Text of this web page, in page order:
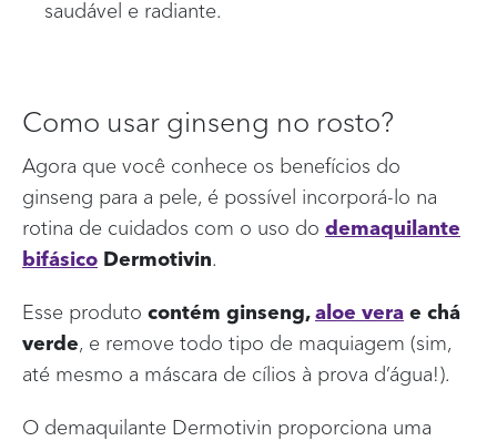
saudável e radiante.
Como usar ginseng no rosto?
Agora que você conhece os benefícios do
ginseng para a pele, é possível incorporá-lo na
rotina de cuidados com o uso do demaquilante
bifásico Dermotivin.
Esse produto contém ginseng,aloe verae chá
verde, e remove todo tipo de maquiagem (sim,
até mesmo a máscara de cílios à prova d’água!).
O demaquilante Dermotivin proporciona uma